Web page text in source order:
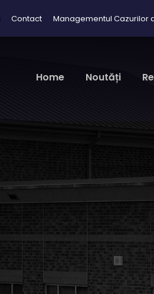
Contact Managementul Cazurilor
Home Noutăți